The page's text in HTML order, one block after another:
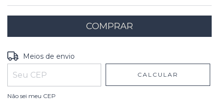
Entregas para o CEP:
Meios de envio
CALCULAR
Não sei meu CEP